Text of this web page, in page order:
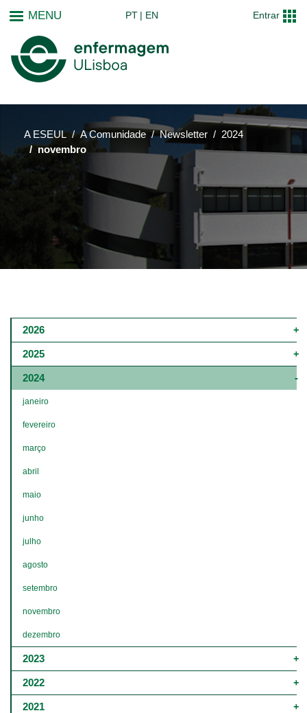
MENU PT EN Entrar
A ESEUL A Comunidade Newsletter
2024
novembro
Main
navigation
4º
níveis
2026
2025
2024
janeiro
fevereiro
março
abril
maio
junho
julho
agosto
setembro
novembro
dezembro
2023
2022
2021